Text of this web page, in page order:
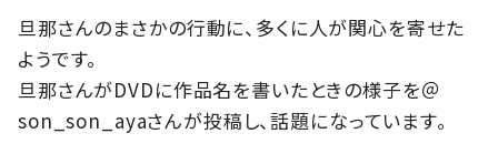
旦那さんのまさかの行動に、多くに人が関心を寄せた
ようです。
旦那さんがDVDに作品名を書いたときの様子を＠
son_son_ayaさんが投稿し、話題になっています。